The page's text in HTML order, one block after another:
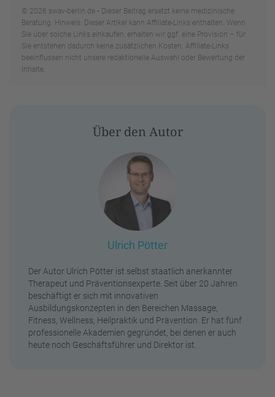
© 2026 swav-berlin.de • Dieser Beitrag ersetzt keine medizinische
Beratung. Hinweis: Dieser Artikel kann Affiliate-Links enthalten. Wenn
Sie über solche Links einkaufen, erhalten wir ggf. eine Provision – für
Sie entstehen dadurch keine zusätzlichen Kosten. Affiliate-Links
beeinflussen nicht unsere redaktionelle Auswahl oder Bewertung der
Inhalte.
Über den Autor
Ulrich Pötter
Der Autor Ulrich Pötter ist selbst staatlich anerkannter
Therapeut und Präventionsexperte. Seit über 20 Jahren
beschäftigt er sich mit innovativen
Ausbildungskonzepten in den Bereichen Massage,
Fitness, Wellness, Heilpraktik und Prävention. Er hat fünf
professionelle Akademien gegründet, bei denen er auch
heute noch Geschäftsführer und Direktor ist.